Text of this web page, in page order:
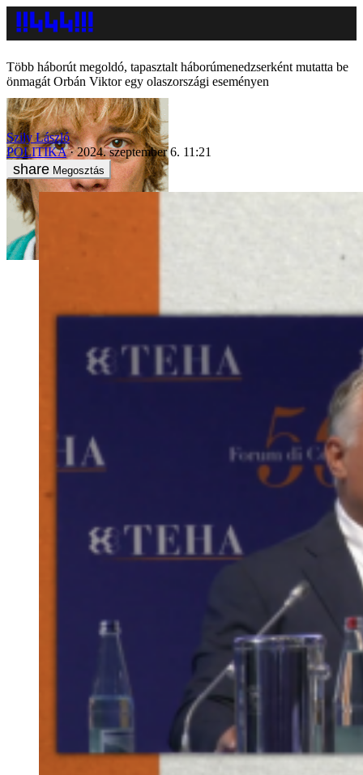
Több háborút megoldó, tapasztalt háborúmenedzserként mutatta be
önmagát Orbán Viktor egy olaszországi eseményen
Szily László
POLITIKA
2024. szeptember 6. 11:21
Megosztás